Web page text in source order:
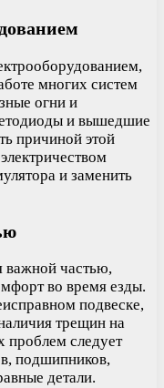
многих систем
огни и
и вышедшие
причиной этой
и заменить
важной частью,
во время езды.
подвеске,
трещин на
проблем следует
подшипников,
детали.